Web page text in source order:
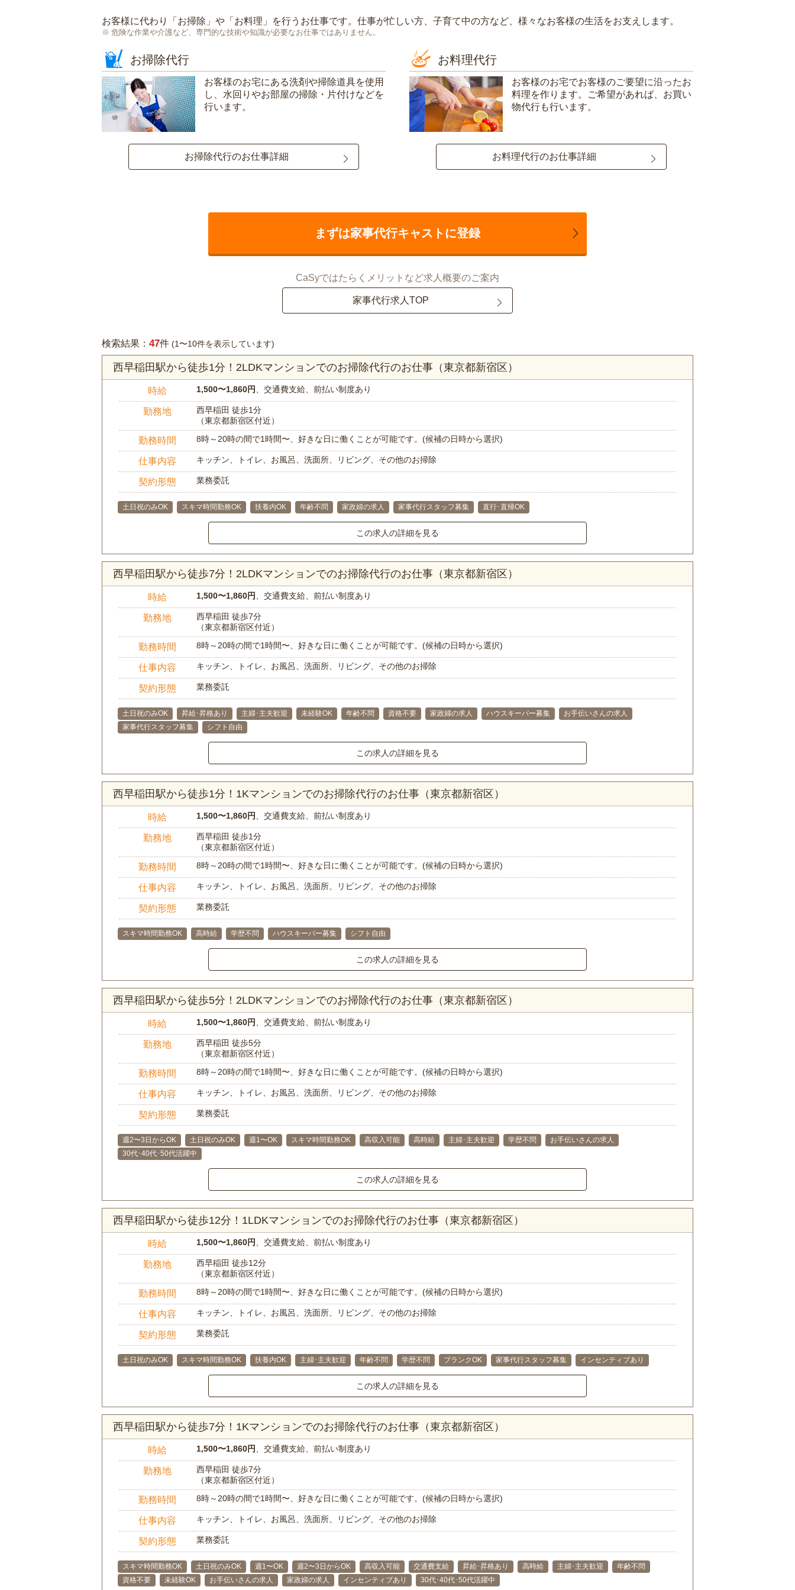
お客様に代わり「 お掃除 」や「 お料理 」を行うお仕事です。仕事が忙しい方、子育て中の方など、様々なお客様の生活をお支えします。
危険な作業や介護など、専門的な技術や知識が必要なお仕事ではありません。
お掃除代行
お客様のお宅にある洗剤や掃除道具を使用
し、水回りやお部屋の掃除・片付けなどを
行います。
お掃除代行のお仕事詳細
お料理代行
お客様のお宅でお客様のご要望に沿ったお
料理を作ります。ご希望があれば、お買い
物代行も行います。
お料理代行のお仕事詳細
まずは家事代行キャストに登録
CaSyではたらくメリットなど求人概要のご案内
家事代行求人TOP
検索結果： 47件 (1〜10件を表示しています)
西早稲田駅から徒歩1分！2LDKマンションでのお掃除代行のお仕事（東京都新宿区）
時給 1,500〜1,860円 、交通費支給、前払い制度あり
勤務地
西早稲田 徒歩1分
（東京都新宿区付近）
勤務時間 8時～20時の間で1時間〜、好きな日に働くことが可能です。(候補の日時から選択)
仕事内容 キッチン、トイレ、お風呂、洗面所、リビング、その他のお掃除
契約形態 業務委託
土日祝のみOK スキマ時間勤務OK 扶養内OK 年齢不問 家政婦の求人 家事代行スタッフ募集 直行･直帰OK
この求人の詳細を見る
西早稲田駅から徒歩7分！2LDKマンションでのお掃除代行のお仕事（東京都新宿区）
時給 1,500〜1,860円 、交通費支給、前払い制度あり
勤務地
西早稲田 徒歩7分
（東京都新宿区付近）
勤務時間 8時～20時の間で1時間〜、好きな日に働くことが可能です。(候補の日時から選択)
仕事内容 キッチン、トイレ、お風呂、洗面所、リビング、その他のお掃除
契約形態 業務委託
土日祝のみOK 昇給･昇格あり 主婦･主夫歓迎 未経験OK 年齢不問 資格不要 家政婦の求人 ハウスキーパー募集
お手伝いさんの求人
家事代行スタッフ募集
シフト自由
この求人の詳細を見る
西早稲田駅から徒歩1分！1Kマンションでのお掃除代行のお仕事（東京都新宿区）
時給 1,500〜1,860円 、交通費支給、前払い制度あり
勤務地
西早稲田 徒歩1分
（東京都新宿区付近）
勤務時間 8時～20時の間で1時間〜、好きな日に働くことが可能です。(候補の日時から選択)
仕事内容 キッチン、トイレ、お風呂、洗面所、リビング、その他のお掃除
契約形態 業務委託
スキマ時間勤務OK 高時給 学歴不問 ハウスキーパー募集 シフト自由
この求人の詳細を見る
西早稲田駅から徒歩5分！2LDKマンションでのお掃除代行のお仕事（東京都新宿区）
時給 1,500〜1,860円 、交通費支給、前払い制度あり
勤務地
西早稲田 徒歩5分
（東京都新宿区付近）
勤務時間 8時～20時の間で1時間〜、好きな日に働くことが可能です。(候補の日時から選択)
仕事内容 キッチン、トイレ、お風呂、洗面所、リビング、その他のお掃除
契約形態 業務委託
週2〜3日からOK 土日祝のみOK 週1〜OK スキマ時間勤務OK 高収入可能 高時給 主婦･主夫歓迎 学歴不問
お手伝いさんの求人
30代･40代･50代活躍中
この求人の詳細を見る
西早稲田駅から徒歩12分！1LDKマンションでのお掃除代行のお仕事（東京都新宿区）
時給 1,500〜1,860円 、交通費支給、前払い制度あり
勤務地
西早稲田 徒歩12分
（東京都新宿区付近）
勤務時間 8時～20時の間で1時間〜、好きな日に働くことが可能です。(候補の日時から選択)
仕事内容 キッチン、トイレ、お風呂、洗面所、リビング、その他のお掃除
契約形態 業務委託
土日祝のみOK スキマ時間勤務OK 扶養内OK 主婦･主夫歓迎 年齢不問 学歴不問 ブランクOK 家事代行スタッフ募集 インセンティブあり
この求人の詳細を見る
西早稲田駅から徒歩7分！1Kマンションでのお掃除代行のお仕事（東京都新宿区）
時給 1,500〜1,860円 、交通費支給、前払い制度あり
勤務地
西早稲田 徒歩7分
（東京都新宿区付近）
勤務時間 8時～20時の間で1時間〜、好きな日に働くことが可能です。(候補の日時から選択)
仕事内容 キッチン、トイレ、お風呂、洗面所、リビング、その他のお掃除
契約形態 業務委託
スキマ時間勤務OK 土日祝のみOK 週1〜OK 週2〜3日からOK 高収入可能 交通費支給 昇給･昇格あり 高時給 主婦･主夫歓迎
年齢不問
資格不要
未経験OK お手伝いさんの求人 家政婦の求人 インセンティブあり 30代･40代･50代活躍中